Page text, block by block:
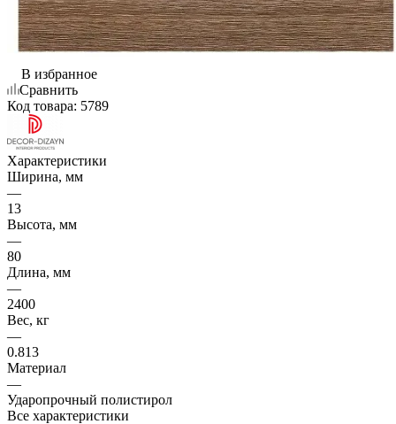
В избранное
Сравнить
Код товара: 5789
Характеристики
Ширина, мм
—
13
Высота, мм
—
80
Длина, мм
—
2400
Вес, кг
—
0.813
Материал
—
Ударопрочный полистирол
Все характеристики